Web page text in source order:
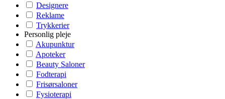
Designere
Reklame
Trykkerier
Personlig pleje
Akupunktur
Apoteker
Beauty Saloner
Fodterapi
Frisørsaloner
Fysioterapi